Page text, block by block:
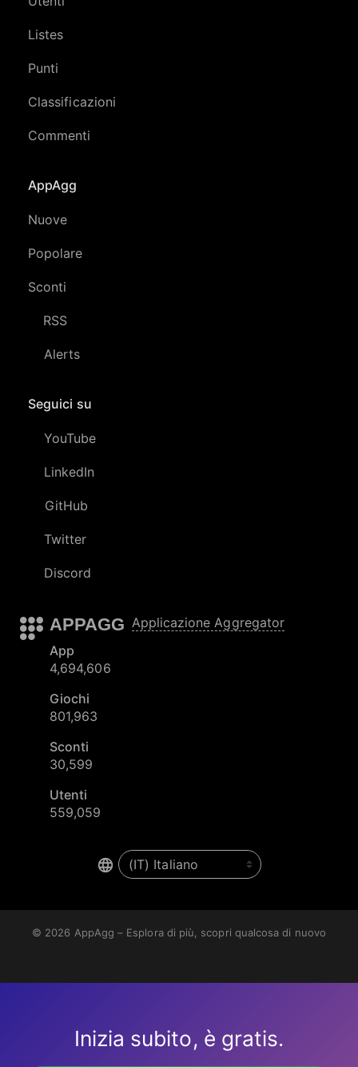
Listes
Punti
Classificazioni
Commenti
AppAgg
Nuove
Popolare
Sconti
RSS
Alerts
Seguici su
YouTube
LinkedIn
GitHub
Twitter
Discord
APPAGG Applicazione Aggregator
App
4,694,606
Giochi
801,963
Sconti
30,599
Utenti
559,059
© 2026 AppAgg – Esplora di più, scopri qualcosa di nuovo
Inizia subito, è gratis.